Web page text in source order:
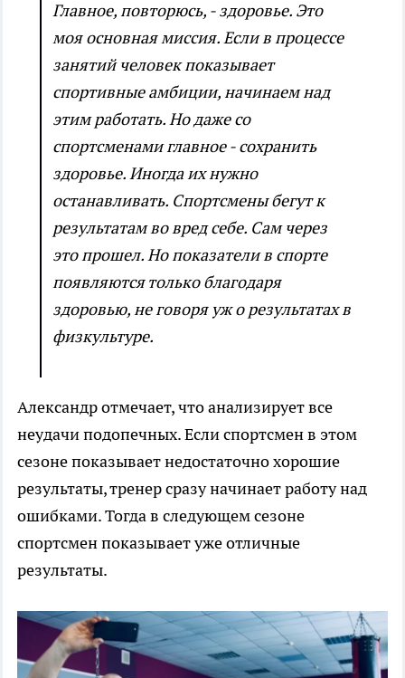
Главное, повторюсь, - здоровье. Это
моя основная миссия. Если в процессе
занятий человек показывает
спортивные амбиции, начинаем над
этим работать. Но даже со
спортсменами главное - сохранить
здоровье. Иногда их нужно
останавливать. Спортсмены бегут к
результатам во вред себе. Сам через
это прошел. Но показатели в спорте
появляются только благодаря
здоровью, не говоря уж о результатах в
физкультуре.
Александр отмечает, что анализирует все
неудачи подопечных. Если спортсмен в этом
сезоне показывает недостаточно хорошие
результаты, тренер сразу начинает работу над
ошибками. Тогда в следующем сезоне
спортсмен показывает уже отличные
результаты.